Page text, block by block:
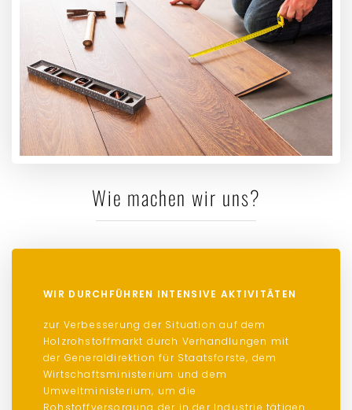
Wie machen wir uns?
WIR DURCHFÜHREN INTENSIVE AKTIVITÄTEN
zur Verbesserung der Situation auf dem
Holzrohstoffmarkt durch Verhandlungen mit
der Generaldirektion für Staatsforste, dem
Wirtschaftsministerium und dem
Umweltministerium, um die